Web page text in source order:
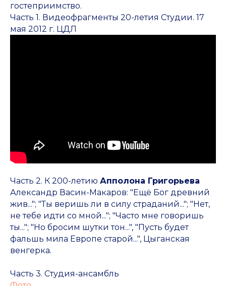
гостеприимство.
Часть 1. Видеофрагменты 20-летия Студии. 17
мая 2012 г. ЦДЛ
Часть 2. К 200-летию Апполона Григорьева
Александр Васин-Макаров: "Ещё Бог древний
жив..."; "Ты веришь ли в силу страданий..."; "Нет,
не тебе идти со мной..."; "Часто мне говоришь
ты..."; "Но бросим шутки тон...", "Пусть будет
фальшь мила Европе старой...", Цыганская
венгерка.
Часть 3. Студия-ансамбль